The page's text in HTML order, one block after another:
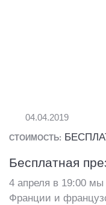
04.04.2019
СТОИМОСТЬ:
Бесплатная
4 апреля в 19:00
Франции и